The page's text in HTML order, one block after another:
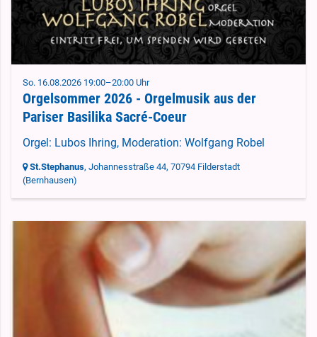
So. 16.08.2026 19:00–20:00 Uhr
Orgelsommer 2026 - Orgelmusik aus der
Pariser Basilika Sacré-Coeur
Orgel: Lubos Ihring, Moderation: Wolfgang Robel
St.Stephanus, Johannesstraße 44, 70794 Filderstadt
(Bernhausen)